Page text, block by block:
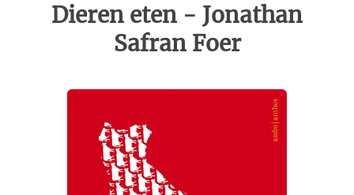
Dieren eten - Jonathan
Safran Foer